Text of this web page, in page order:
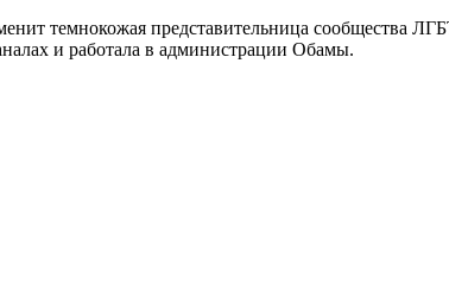
темнокожая представительница сообщества
и работала в администрации Обамы.